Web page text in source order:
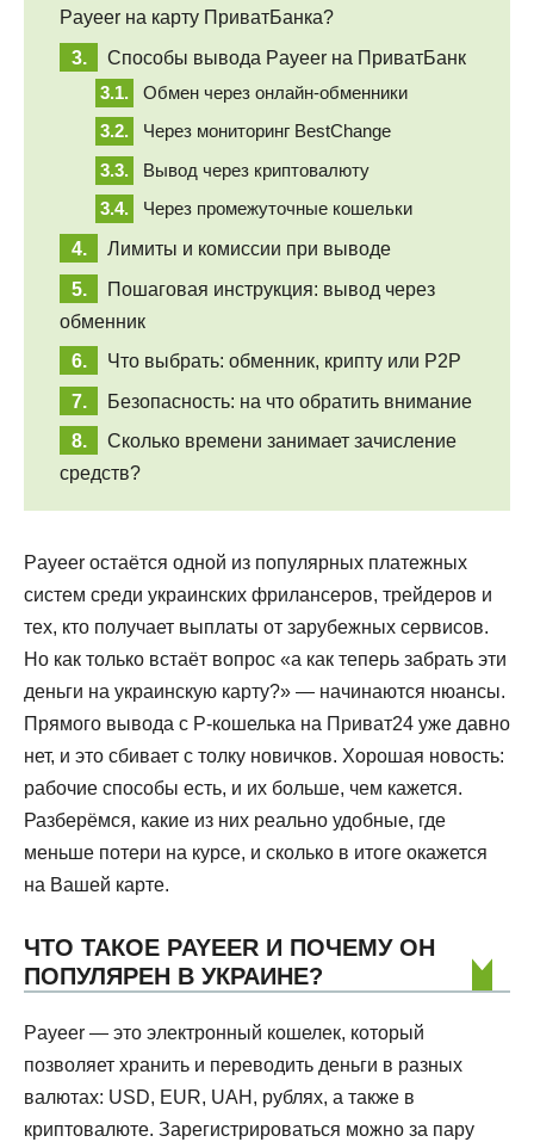
Payeer на карту ПриватБанка?
Способы вывода Payeer на ПриватБанк
Обмен через онлайн-обменники
Через мониторинг BestChange
Вывод через криптовалюту
Через промежуточные кошельки
Лимиты и комиссии при выводе
Пошаговая инструкция: вывод через
обменник
Что выбрать: обменник, крипту или P2P
Безопасность: на что обратить внимание
Сколько времени занимает зачисление
средств?
Payeer остаётся одной из популярных платежных
систем среди украинских фрилансеров, трейдеров и
тех, кто получает выплаты от зарубежных сервисов.
Но как только встаёт вопрос «а как теперь забрать эти
деньги на украинскую карту?» — начинаются нюансы.
Прямого вывода с P-кошелька на Приват24 уже давно
нет, и это сбивает с толку новичков. Хорошая новость:
рабочие способы есть, и их больше, чем кажется.
Разберёмся, какие из них реально удобные, где
меньше потери на курсе, и сколько в итоге окажется
на Вашей карте.
ЧТО ТАКОЕ PAYEER И ПОЧЕМУ ОН
ПОПУЛЯРЕН В УКРАИНЕ?
Payeer — это электронный кошелек, который
позволяет хранить и переводить деньги в разных
валютах: USD, EUR, UAH, рублях, а также в
криптовалюте. Зарегистрироваться можно за пару